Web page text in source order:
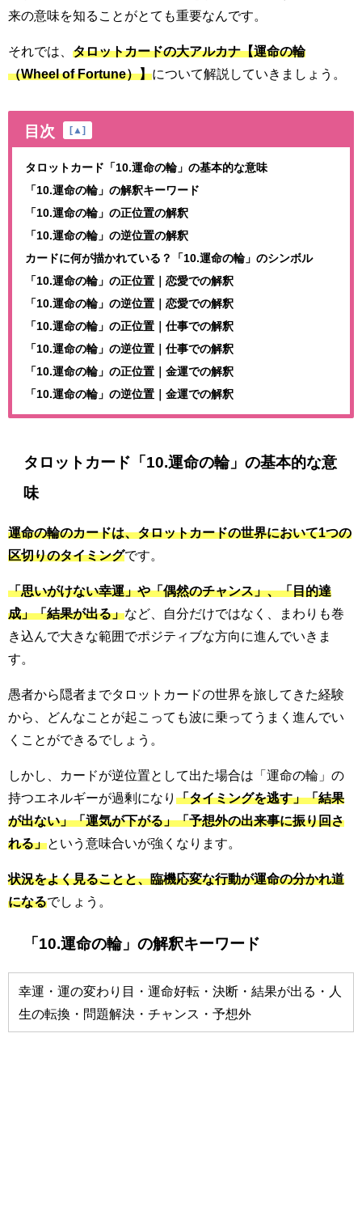
来の意味を知ることがとても重要なんです。
それでは、 タロットカードの大アルカナ【運命の輪
（Wheel of Fortune）】について解説していきましょう。
目次 [ ▲ ]
タロットカード「10.運命の輪」の基本的な意味
「10.運命の輪」の解釈キーワード
「10.運命の輪」の正位置の解釈
「10.運命の輪」の逆位置の解釈
カードに何が描かれている？「10.運命の輪」のシンボル
「10.運命の輪」の正位置｜恋愛での解釈
「10.運命の輪」の逆位置｜恋愛での解釈
「10.運命の輪」の正位置｜仕事での解釈
「10.運命の輪」の逆位置｜仕事での解釈
「10.運命の輪」の正位置｜金運での解釈
「10.運命の輪」の逆位置｜金運での解釈
タロットカード「10.運命の輪」の基本的な意
味
運命の輪のカードは、タロットカードの世界において1つの
区切りのタイミングです。
「思いがけない幸運」や「偶然のチャンス」、「目的達
成」「結果が出る」など、自分だけではなく、まわりも巻
き込んで大きな範囲でポジティブな方向に進んでいきま
す。
愚者から隠者までタロットカードの世界を旅してきた経験
から、どんなことが起こっても波に乗ってうまく進んでい
くことができるでしょう。
しかし、カードが逆位置として出た場合は「運命の輪」の
持つエネルギーが過剰になり 「タイミングを逃す」「結果
が出ない」「運気が下がる」「予想外の出来事に振り回さ
れる」という意味合いが強くなります。
状況をよく見ることと、臨機応変な行動が運命の分かれ道
になるでしょう。
「10.運命の輪」の解釈キーワード
幸運・運の変わり目・運命好転・決断・結果が出る・人
生の転換・問題解決・チャンス・予想外